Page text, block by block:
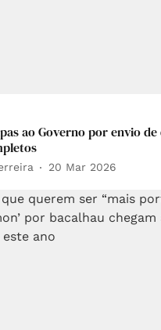
ao Governo por envio de
20 Mar 2026